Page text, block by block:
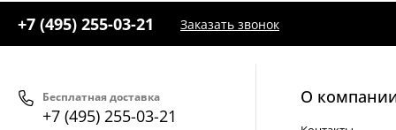
+7 (495) 255-03-21 Заказать звонок
Бесплатная доставка
+7 (495) 255-03-21
О